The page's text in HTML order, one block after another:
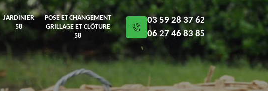
JARDINIER
58
POSE ET CHANGEMENT
GRILLAGE ET CLÔTURE
58
03 59 28 37 62
06 27 46 83 85